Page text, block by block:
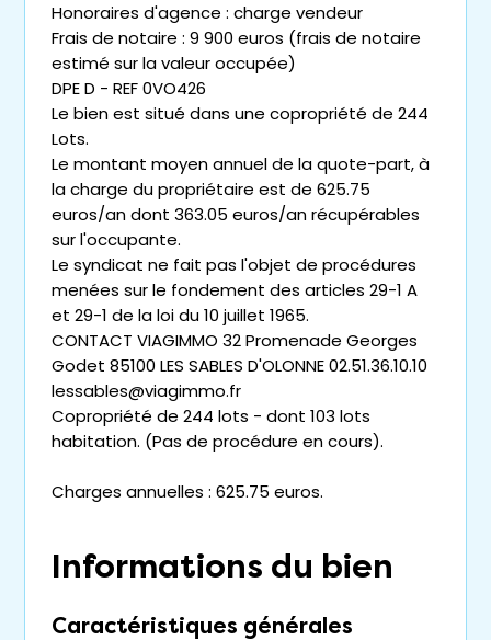
Honoraires d'agence : charge vendeur
Frais de notaire : 9 900 euros (frais de notaire
estimé sur la valeur occupée)
DPE D - REF 0VO426
Le bien est situé dans une copropriété de 244
Lots.
Le montant moyen annuel de la quote-part, à
la charge du propriétaire est de 625.75
euros/an dont 363.05 euros/an récupérables
sur l'occupante.
Le syndicat ne fait pas l'objet de procédures
menées sur le fondement des articles 29-1 A
et 29-1 de la loi du 10 juillet 1965.
CONTACT VIAGIMMO 32 Promenade Georges
Godet 85100 LES SABLES D'OLONNE 02.51.36.10.10
lessables@viagimmo.fr
Copropriété de 244 lots - dont 103 lots
habitation. (Pas de procédure en cours).
Charges annuelles : 625.75 euros.
Informations du bien
Caractéristiques générales